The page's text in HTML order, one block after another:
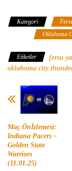
Kategori
Oklahoma
Etiketler fersu
oklahoma city
Maç Önİzlemesi:
Indiana Pacers –
Golden State
Warriors
(11.01.25)